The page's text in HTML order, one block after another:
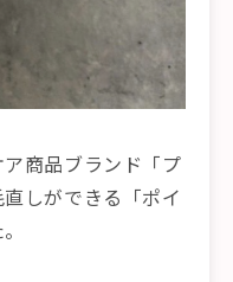
商品ブランド「プ
しができる「ポイ